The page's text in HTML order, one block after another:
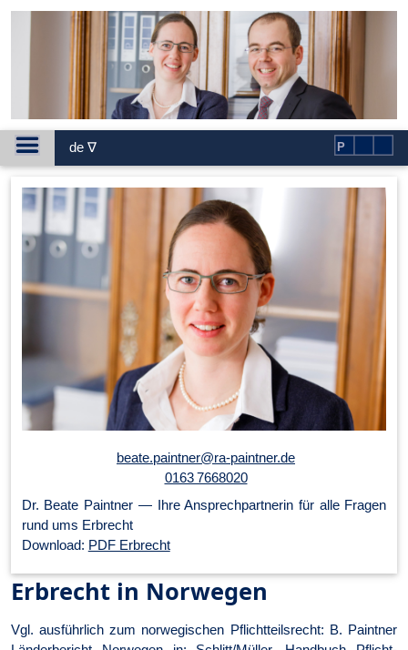
de ∇ P
beate.paintner@ra-paintner.de
0163 7668020
Dr. Beate Paintner — Ihre An­sprech­part­ner­in für alle Fragen
rund ums Erbrecht
Download: PDF Erbrecht
Erbrecht in Norwegen
Vgl. ausführlich zum norwegischen Pflichtteilsrecht: B. Paintner